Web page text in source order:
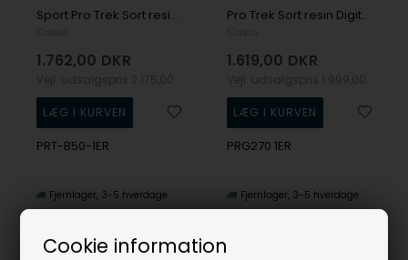
Cookie information
Sport Pro Trek Sort resinplast batteridrevet quartz Herre ur fra Casio, PRT-B50-1ER
1.762,00 DKR
PRT-B50-1ER
Fjernlager 3-5 hverdage
Pro Trek Sort resin Digital Herre ur fra Casio, PRG270 1ER
1.619,00 DKR
PRG270 1ER
Fjernlager 3-5 hverdage